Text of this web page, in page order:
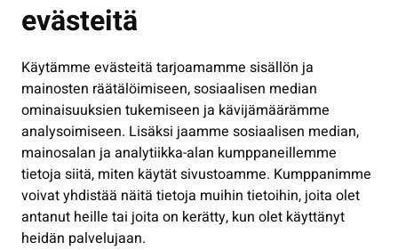
evästeitä
Käytämme evästeitä tarjoamamme sisällön ja
mainosten räätälöimiseen, sosiaalisen median
ominaisuuksien tukemiseen ja kävijämäärämme
analysoimiseen. Lisäksi jaamme sosiaalisen median,
mainosalan ja analytiikka-alan kumppaneillemme
tietoja siitä, miten käytät sivustoamme. Kumppanimme
voivat yhdistää näitä tietoja muihin tietoihin, joita olet
antanut heille tai joita on kerätty, kun olet käyttänyt
heidän palvelujaan.
Kulttuuri ja liikunta
Työ ja yrittäminen
Osallistu ja asioi
Näytä omat evästeasetukseni
Seuraa meitä